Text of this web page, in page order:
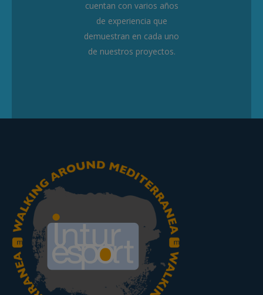
cuentan con varios años
de experiencia que
demuestran en cada uno
de nuestros proyectos.